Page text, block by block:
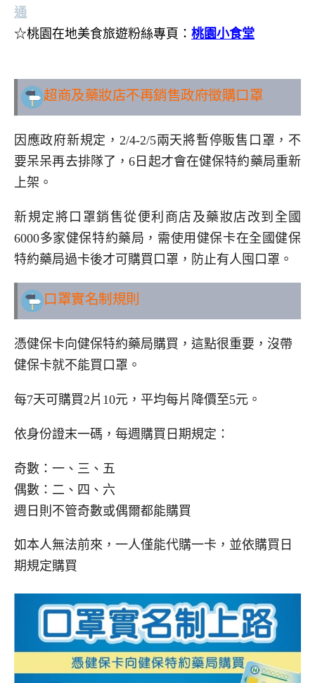
通
☆桃園在地美食旅遊粉絲專頁： 桃園小食堂
超商及藥妝店不再銷售政府徵購口罩
因應政府新規定，2/4-2/5兩天將暫停販售口罩，不
要呆呆再去排隊了，6日起才會在健保特約藥局重新
上架。
新規定將口罩銷售從便利商店及藥妝店改到全國
6000多家健保特約藥局，需使用健保卡在全國健保
特約藥局過卡後才可購買口罩，防止有人囤口罩。
口罩實名制規則
憑健保卡向健保特約藥局購買，這點很重要，沒帶
健保卡就不能買口罩。
每7天可購買2片10元，平均每片降價至5元。
依身份證末一碼，每週購買日期規定：
奇數：一、三、五
偶數：二、四、六
週日則不管奇數或偶爾都能購買
如本人無法前來，一人僅能代購一卡，並依購買日
期規定購買